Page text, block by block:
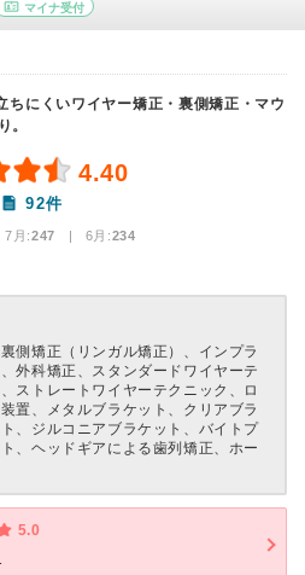
マイナ受付
にくいワイヤー矯正・裏側矯正・マウ
。
4.40
92件
月:247 | 6月:234
側矯正（リンガル矯正）、インプラ
外科矯正、スタンダードワイヤーテ
ストレートワイヤーテクニック、ロ
置、メタルブラケット、クリアブラ
、ジルコニアブラケット、バイトプ
、ヘッドギアによる歯列矯正、ホー
5.0